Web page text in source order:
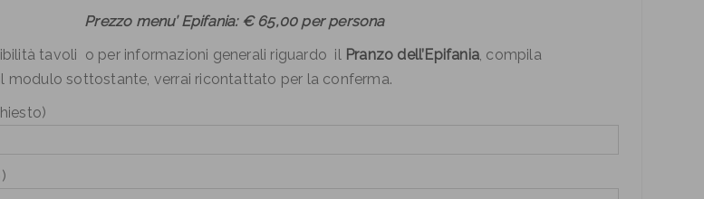
Prezzo menu’ Epifania: € 65,00 per persona
tavoli o per informazioni generali riguardo il Pranzo dell’Epifania, compila
modulo sottostante, verrai ricontattato per la conferma.